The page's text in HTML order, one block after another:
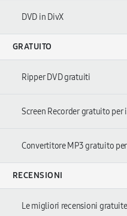
DVD in DivX
GRATUITO
Ripper DVD gratuiti
Screen Recorder gratuito per
Convertitore MP3 gratuito
RECENSIONI
Le migliori recensioni